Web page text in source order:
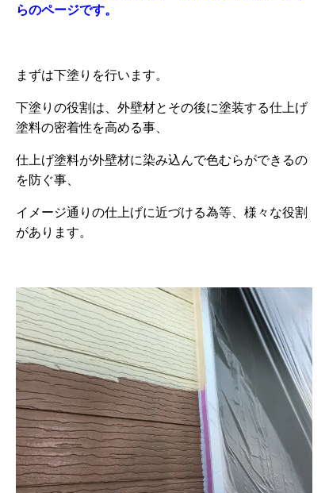
らのページです。
まずは下塗りを行います。
下塗りの役割は、外壁材とその後に塗装する仕上げ
塗料の密着性を高める事、
仕上げ塗料が外壁材に染み込んで色むらができるの
を防ぐ事、
イメージ通りの仕上げに近づける為等、様々な役割
があります。